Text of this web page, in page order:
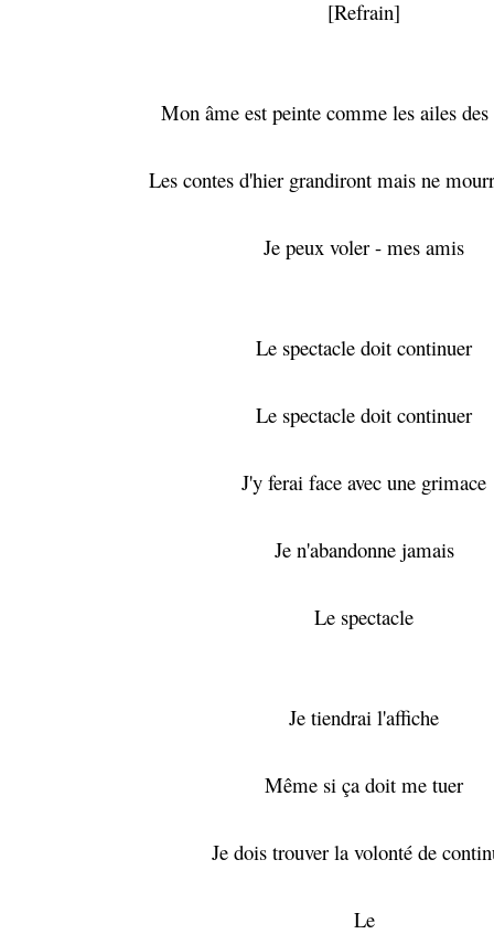
[Refrain]
Mon âme est peinte comme les ailes
Les contes d'hier grandiront mais ne
Je peux voler - mes amis
Le spectacle doit continuer
Le spectacle doit continuer
J'y ferai face avec une grimace
Je n'abandonne jamais
Le spectacle
Je tiendrai l'affiche
Même si ça doit me tuer
Je dois trouver la volonté de
Le